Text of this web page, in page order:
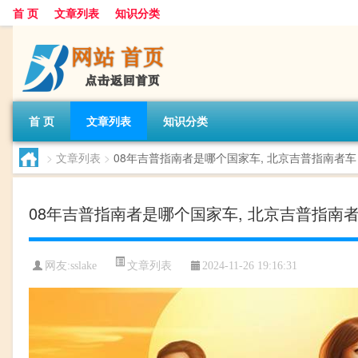
首 页 文章列表 知识分类
首 页 文章列表 知识分类
> 文章列表 > 08年吉普指南者是哪个国家车, 北京吉普指南者车
08年吉普指南者是哪个国家车, 北京吉普指南
网友:sslake 文章列表 2024-11-26 19:16:31